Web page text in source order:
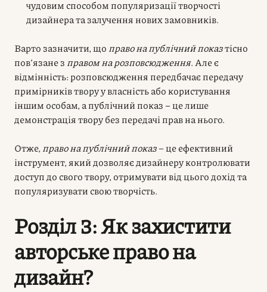
чудовим способом популяризації творчості
дизайнера та залучення нових замовників.
Варто зазначити, що право на публічний показтісно
пов’язане з правом на розповсюдження. Але є
відмінність: розповсюдження передбачає передачу
примірників твору у власність або користування
іншим особам, а публічний показ – це лише
демонстрація твору без передачі прав на нього.
Отже, право на публічний показ– це ефективний
інструмент, який дозволяє дизайнеру контролювати
доступ до свого твору, отримувати від цього дохід та
популяризувати свою творчість.
Розділ 3: Як захистити
авторське право на
дизайн?